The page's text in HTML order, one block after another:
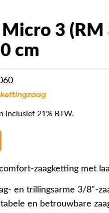
Micro 3
cm
inclusief 21% BTW.
zaagketting met
en trillingsarme 3/8"-
en betrouwbare